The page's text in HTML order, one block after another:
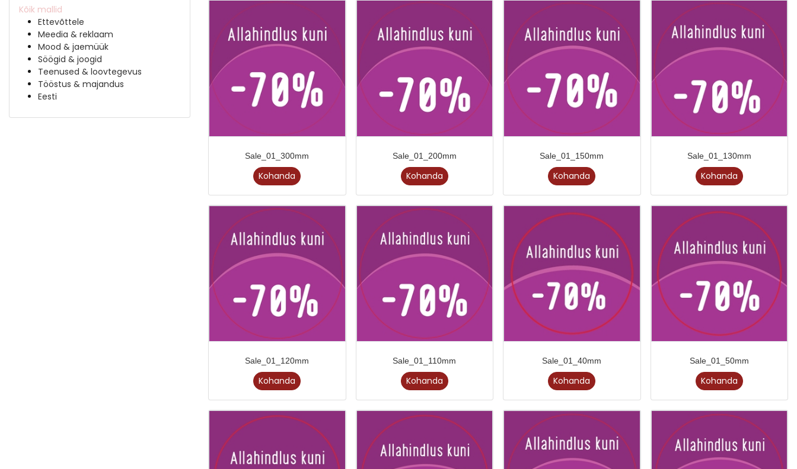
Kõik mallid
Ettevõttele
Meedia & reklaam
Mood & jaemüük
Söögid & joogid
Teenused & loovtegevus
Tööstus & majandus
Eesti
Sale_01_300mm
Kohanda
Sale_01_200mm
Kohanda
Sale_01_150mm
Kohanda
Sale_01_130mm
Kohanda
Sale_01_120mm
Kohanda
Sale_01_110mm
Kohanda
Sale_01_40mm
Kohanda
Sale_01_50mm
Kohanda